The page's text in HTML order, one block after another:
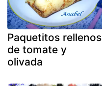
Paquetitos rellenos
de tomate y
olivada